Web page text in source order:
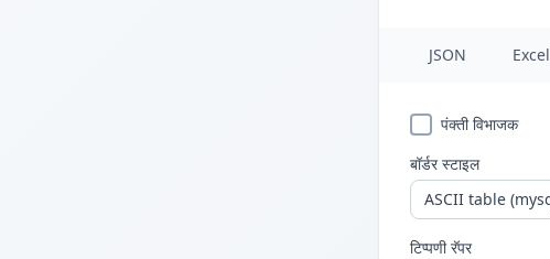
JSON Excel
पंक्ती विभाजक
बॉर्डर स्टाइल
टिप्पणी रॅपर